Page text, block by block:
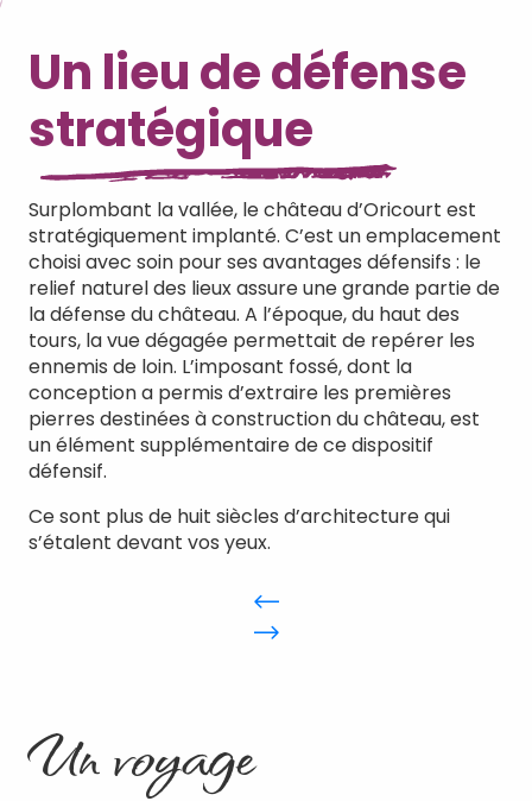
Un lieu de défense
stratégique
Surplombant la vallée, le château d’Oricourt est
stratégiquement implanté. C’est un emplacement
choisi avec soin pour ses avantages défensifs : le
relief naturel des lieux assure une grande partie de
la défense du château. A l’époque, du haut des
tours, la vue dégagée permettait de repérer les
ennemis de loin. L’imposant fossé, dont la
conception a permis d’extraire les premières
pierres destinées à construction du château, est
un élément supplémentaire de ce dispositif
défensif.
Ce sont plus de huit siècles d’architecture qui
s’étalent devant vos yeux.
Un voyage